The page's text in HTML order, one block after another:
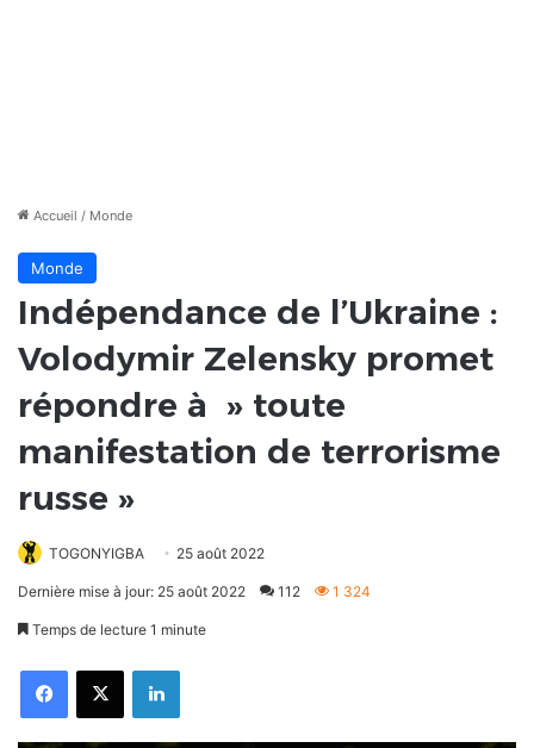
Accueil / Monde
Monde
Indépendance de l’Ukraine :
Volodymir Zelensky promet
répondre à » toute
manifestation de terrorisme
russe »
TOGONYIGBA 25 août 2022
Dernière mise à jour: 25 août 2022 112 1 324
Temps de lecture 1 minute
FacebookX Linkedin